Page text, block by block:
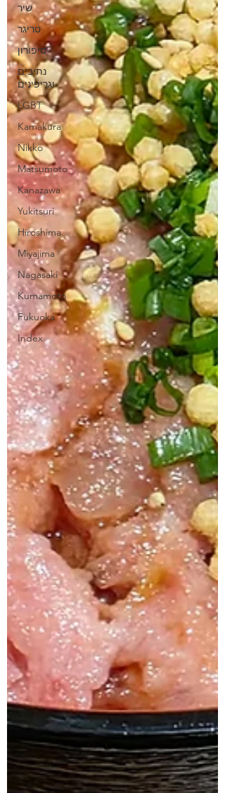
שיר
טריגר
סיפורון
נתיבים
וגריפינים
LGBT
Kamakura
Nikko
Matsumoto
Kanazawa
Yukitsuri
Hiroshima
Miyajima
Nagasaki
Kumamoto
Fukuoka
Index